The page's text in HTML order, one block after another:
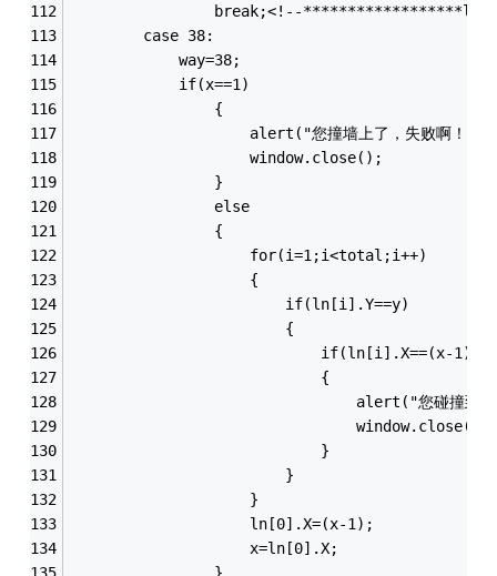
break;<!--
		case 38:
			way=38;
			if(x==1)
				{
					alert("您撞墙上了，失败啊！");
					window.close();
				}
				else
				{
					for(i=1;i<total;i++)
					{
						if(ln[i].Y==y)
						{
							if(ln[i].X==(x-1))
							{
alert("您碰
								window.close();
							}
						}
					}
					ln[0].X=(x-1);
					x=ln[0].X;